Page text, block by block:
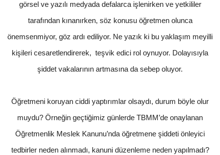
görsel ve yazılı medyada defalarca işlenirken ve yetkililer
tarafından kınanırken, söz konusu öğretmen olunca
önemsenmiyor, göz ardı ediliyor. Ne yazık ki bu yaklaşım meyilli
kişileri cesaretlendirerek, teşvik edici rol oynuyor. Dolayısıyla
şiddet vakalarının artmasına da sebep oluyor.
Öğretmeni koruyan ciddi yaptırımlar olsaydı, durum böyle olur
muydu? Örneğin geçtiğimiz günlerde TBMM’de onaylanan
Öğretmenlik Meslek Kanunu’nda öğretmene şiddeti önleyici
tedbirler neden alınmadı, kanuni düzenleme neden yapılmadı?